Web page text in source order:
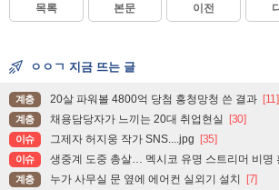
목록 본문 이전
ㅇㅇㄱ 지금 뜨는 글
계층 20살 파워볼 4800억 당첨 흥청망청 쓴 결과 [11]
계층 채용담당자가 느끼는 20대 취업현실 [30]
이슈 그제자 허지웅 작가 SNS....jpg [35]
이슈 생중계 도중 총살… 멕시코 유명 스트리머 비명
계층 누가 사무실 문 옆에 에어컨 실외기 설치 [7]